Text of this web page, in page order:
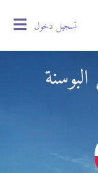
تسجيل دخول